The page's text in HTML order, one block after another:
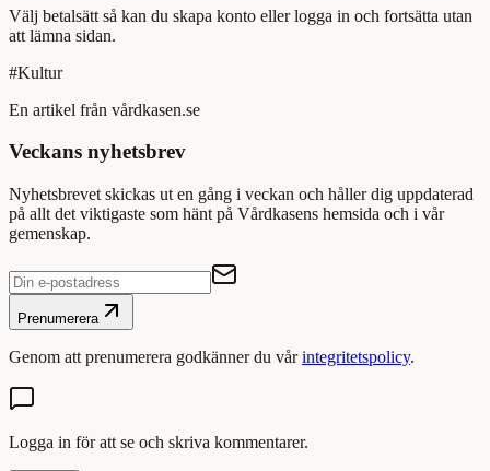
Välj betalsätt så kan du skapa konto eller logga in och fortsätta utan
att lämna sidan.
#Kultur
En artikel från vårdkasen.se
Veckans nyhetsbrev
Nyhetsbrevet skickas ut en gång i veckan och håller dig uppdaterad
på allt det viktigaste som hänt på Vårdkasens hemsida och i vår
gemenskap.
Prenumerera
Genom att prenumerera godkänner du vår integritetspolicy.
Logga in för att se och skriva kommentarer.